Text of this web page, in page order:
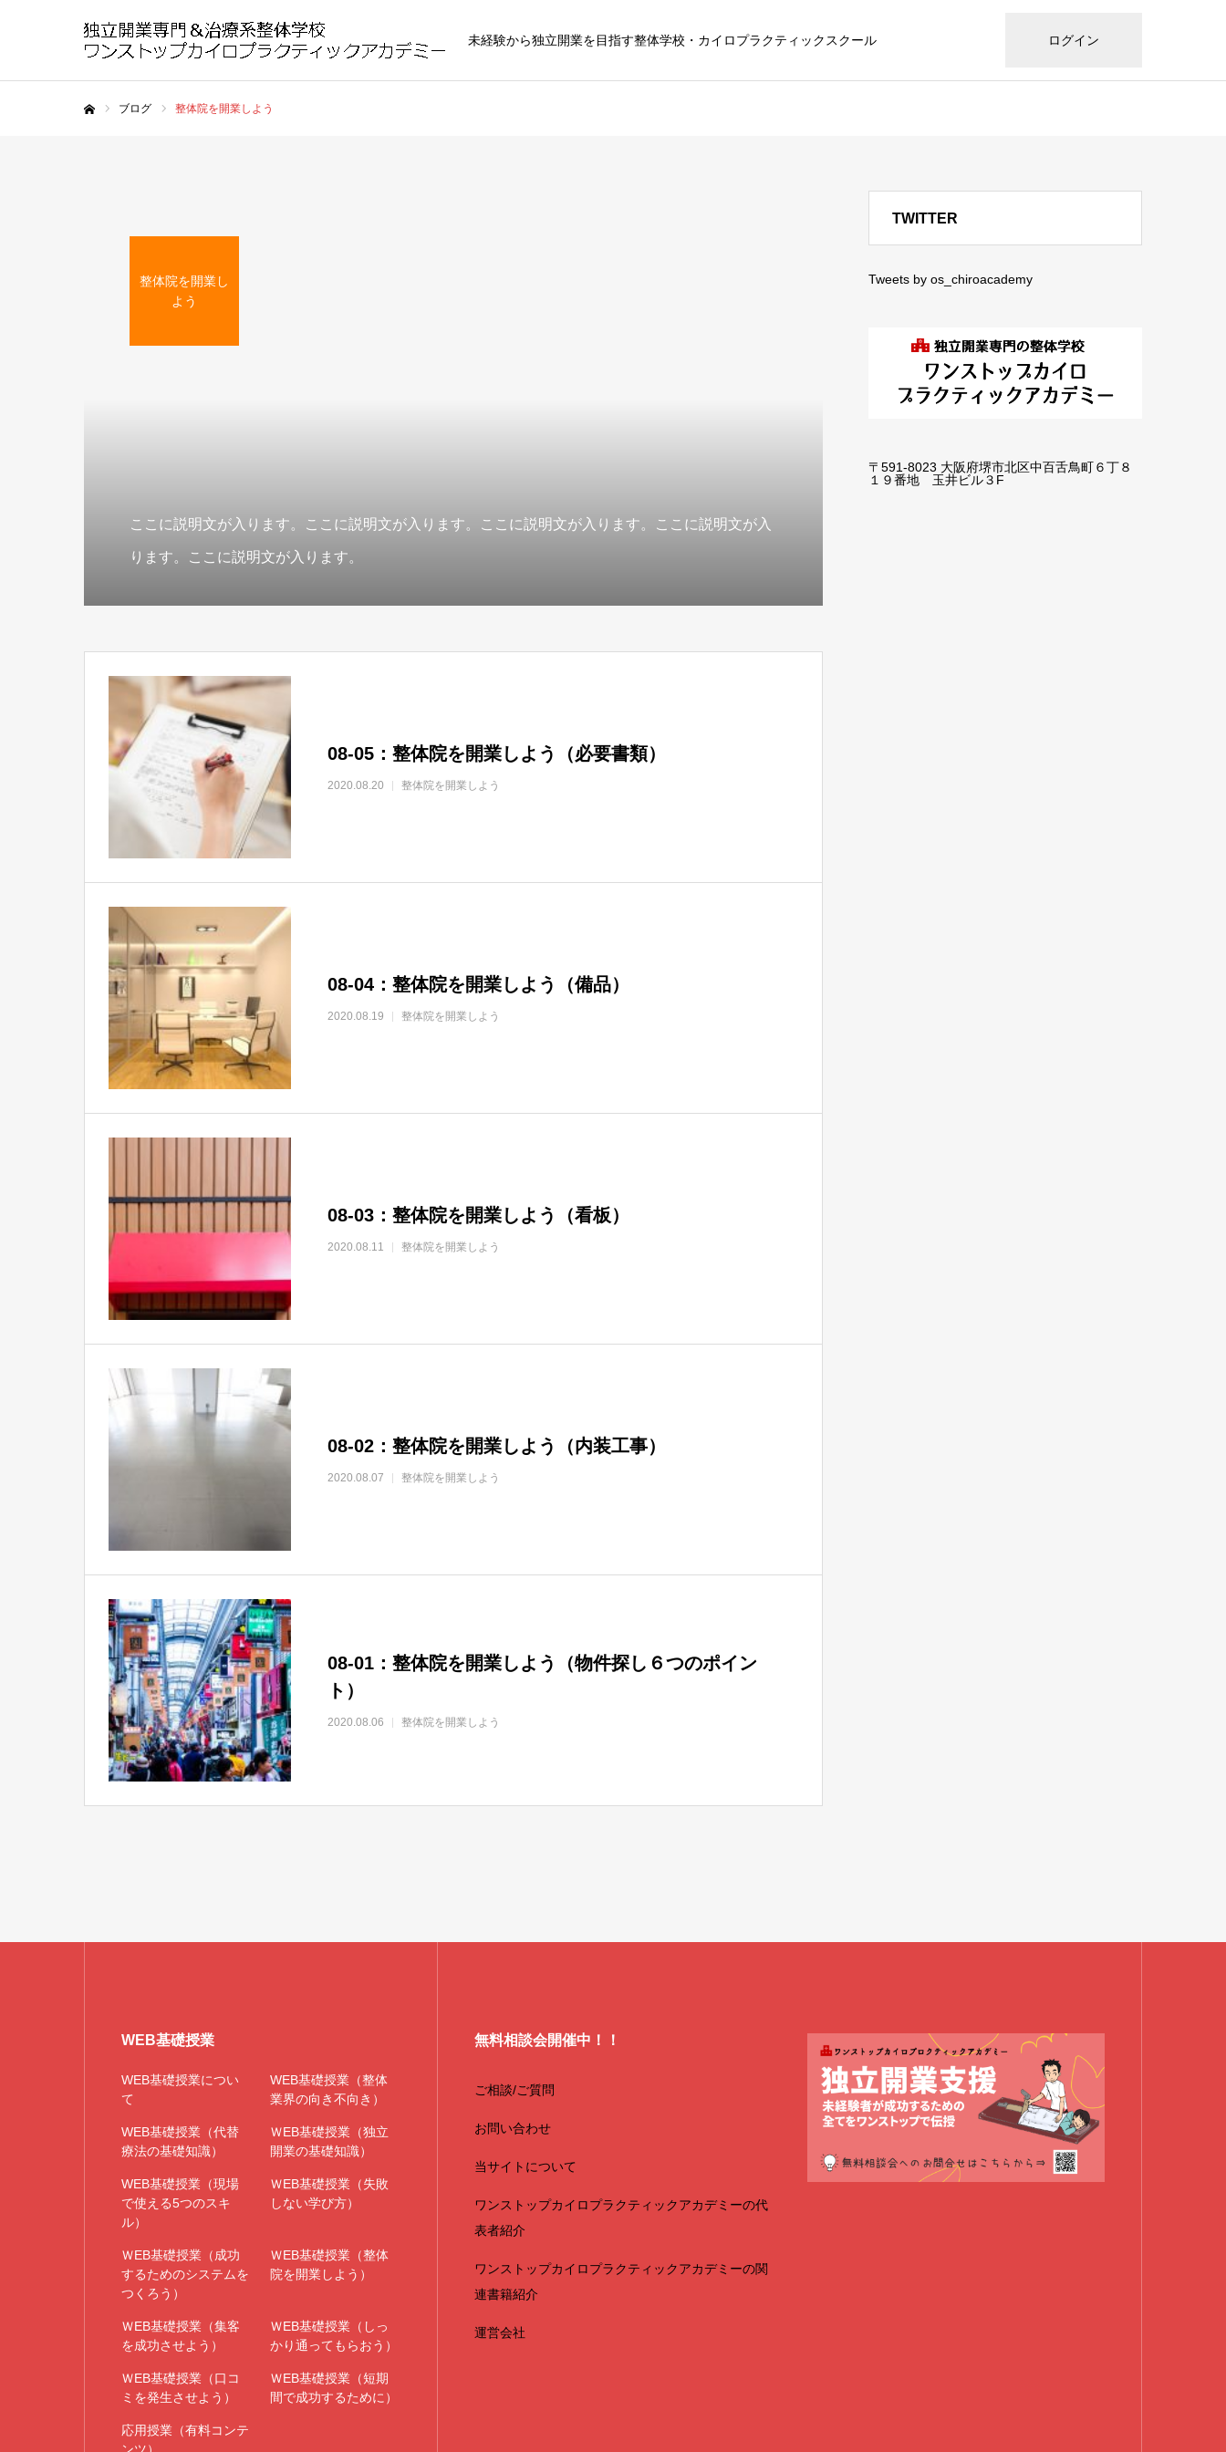
未経験から独立開業を目指す整体学校・カイロプラクティックスクール ログイン
ブログ 整体院を開業しよう
整体院を開業し
よう
ここに説明文が入ります。ここに説明文が入ります。ここに説明文が入ります。ここに説明文が入
ります。ここに説明文が入ります。
08-05：整体院を開業しよう（必要書類）
2020.08.20 整体院を開業しよう
08-04：整体院を開業しよう（備品）
2020.08.19 整体院を開業しよう
08-03：整体院を開業しよう（看板）
2020.08.11 整体院を開業しよう
08-02：整体院を開業しよう（内装工事）
2020.08.07 整体院を開業しよう
08-01：整体院を開業しよう（物件探し６つのポイン
ト）
2020.08.06 整体院を開業しよう
TWITTER
Tweets by os_chiroacademy
〒591-8023 大阪府堺市北区中百舌鳥町６丁８
１９番地 玉井ビル３F
WEB基礎授業
WEB基礎授業につい
て
WEB基礎授業（整体
業界の向き不向き）
WEB基礎授業（代替
療法の基礎知識）
ＷEB基礎授業（独立
開業の基礎知識）
WEB基礎授業（現場
で使える5つのスキ
ル）
ＷEB基礎授業（失敗
しない学び方）
ＷEB基礎授業（成功
するためのシステムを
つくろう）
ＷEB基礎授業（整体
院を開業しよう）
ＷEB基礎授業（集客
を成功させよう）
ＷEB基礎授業（しっ
かり通ってもらおう）
ＷEB基礎授業（口コ
ミを発生させよう）
ＷEB基礎授業（短期
間で成功するために）
応用授業（有料コンテ
無料相談会開催中！！
ご相談/ご質問
お問い合わせ
当サイトについて
ワンストップカイロプラクティックアカデミーの代
表者紹介
ワンストップカイロプラクティックアカデミーの関
連書籍紹介
運営会社